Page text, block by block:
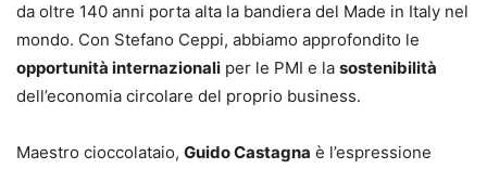
da oltre 140 anni porta alta la bandiera del Made in Italy nel
mondo. Con Stefano Ceppi, abbiamo approfondito le
opportunità internazionali per le PMI e la sostenibilità
dell’economia circolare del proprio business.
Maestro cioccolataio, Guido Castagna è l’espressione